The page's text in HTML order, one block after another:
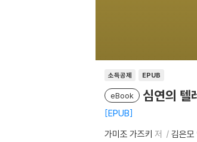
소득공제 EPUB
eBook 심연의 텔
EPUB
가미조 가즈키 저 김은모